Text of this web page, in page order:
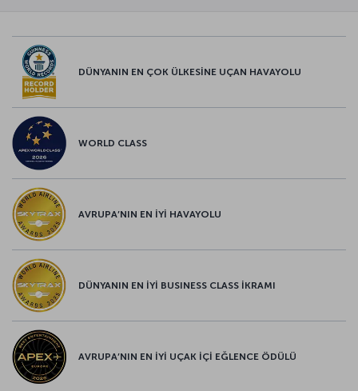
DÜNYANIN EN ÇOK ÜLKESİNE UÇAN HAVAYOLU
WORLD CLASS
AVRUPA’NIN EN İYİ HAVAYOLU
DÜNYANIN EN İYİ BUSINESS CLASS İKRAMI
AVRUPA’NIN EN İYİ UÇAK İÇİ EĞLENCE ÖDÜLÜ